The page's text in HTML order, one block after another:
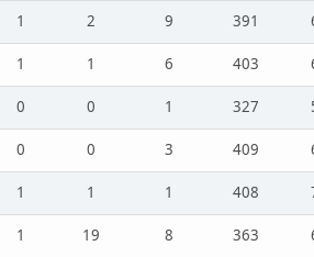
1 2 9 391
1 1 6 403
0 0 1 327
0 0 3 409
1 1 1 408
1 19 8 363